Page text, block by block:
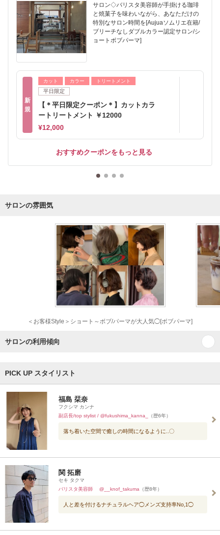
サロン◇バリスタ美容師が手掛ける珈琲
と焼菓子を味わいながら、あなただけの
特別なサロン時間を[Aujuaソムリエ在籍/
ブリーチなしダブルカラー認定サロン/シ
ョートボブパーマ]
新
規
カット カラー トリートメント
平日限定
【＊平日限定クーポン＊】カットカラ
ートリートメント ￥12000
¥12,000
おすすめクーポンをもっと見る
サロンの雰囲気
＜お客様Style＞ショート～ボブ/パーマが大人気◯[ボブパーマ]
サロンの利用傾向
PICK UP スタイリスト
福島 栞奈
フクシマ カンナ
副店長/top stylist / @fukushima_kanna_
（歴6年）
落ち着いた空間で癒しの時間になるように..〇
関 拓磨
セキ タクマ
バリスタ美容師 @__knof_takuma （歴8年）
人と差を付けるナチュラルヘア◯メンズ支持率No,1◯